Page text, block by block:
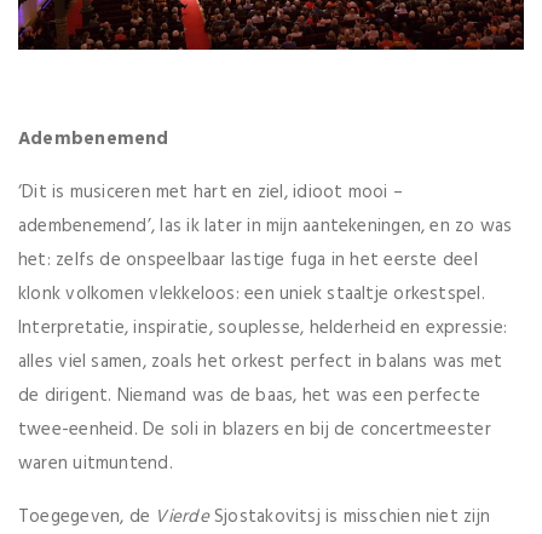
Adembenemend
‘Dit is musiceren met hart en ziel, idioot mooi –
adembenemend’, las ik later in mijn aantekeningen, en zo was
het: zelfs de onspeelbaar lastige fuga in het eerste deel
klonk volkomen vlekkeloos: een uniek staaltje orkestspel.
Interpretatie, inspiratie, souplesse, helderheid en expressie:
alles viel samen, zoals het orkest perfect in balans was met
de dirigent. Niemand was de baas, het was een perfecte
twee-eenheid. De soli in blazers en bij de concertmeester
waren uitmuntend.
Toegegeven, de VierdeSjostakovitsj is misschien niet zijn